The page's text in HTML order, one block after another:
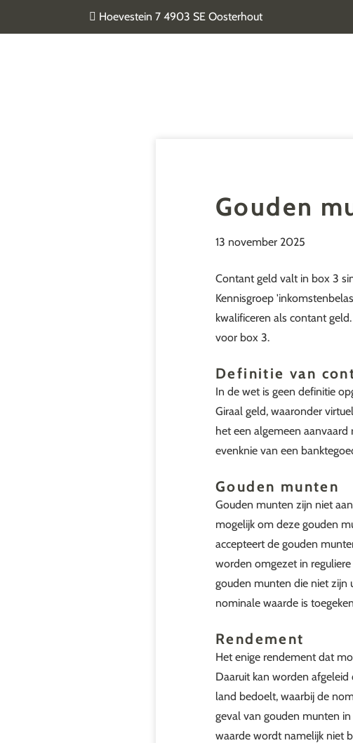
Hoevestein 7 4903 SE Oosterhout
Gouden
13 november 2025
Contant geld valt in box 3
Kennisgroep
kwalificeren als contant
voor box 3.
Definitie van
In de wet is geen definitie
Giraal geld, waaronder
het een algemeen
evenknie van een
Gouden munten
Gouden munten zijn niet
mogelijk om deze gouden
accepteert de gouden
worden omgezet in
gouden munten die niet zijn
nominale waarde is
Rendement
Het enige rendement dat
Daaruit kan worden
land bedoelt, waarbij de
geval van gouden munten
waarde wordt namelijk niet